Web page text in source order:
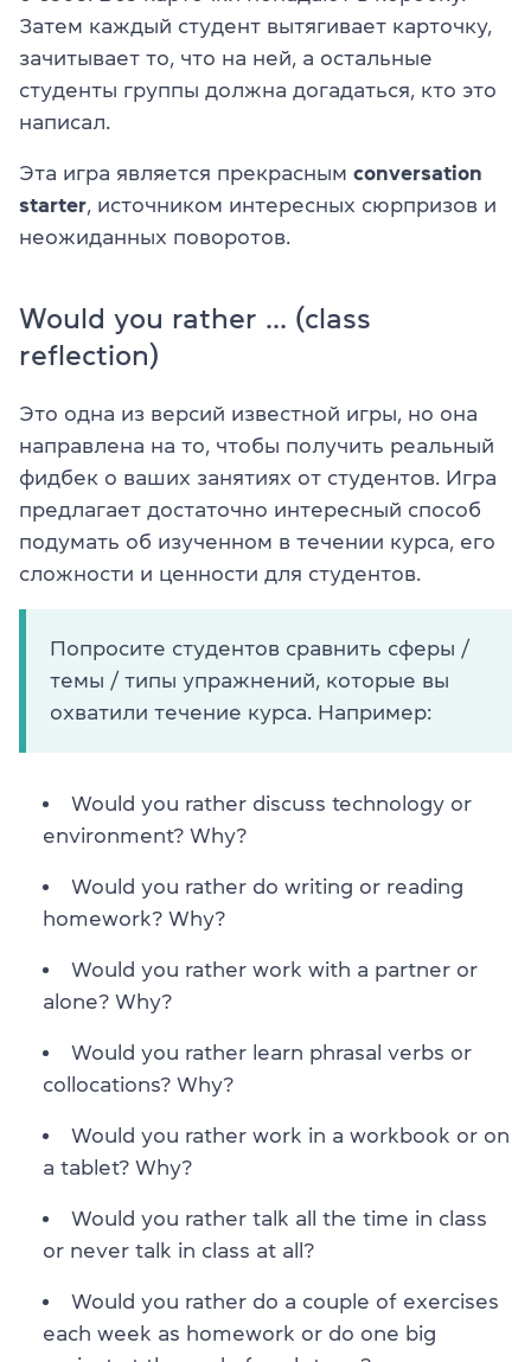
Затем каждый студент вытягивает карточку,
зачитывает то, что на ней, а остальные
студенты группы должна догадаться, кто это
написал.
Эта игра является прекрасным conversation
starter, источником интересных сюрпризов и
неожиданных поворотов.
Would you rather … (class
reflection)
Это одна из версий известной игры, но она
направлена на то, чтобы получить реальный
фидбек о ваших занятиях от студентов. Игра
предлагает достаточно интересный способ
подумать об изученном в течении курса, его
сложности и ценности для студентов.
Попросите студентов сравнить сферы /
темы / типы упражнений, которые вы
охватили течение курса. Например:
Would you rather discuss technology or
environment? Why?
Would you rather do writing or reading
homework? Why?
Would you rather work with a partner or
alone? Why?
Would you rather learn phrasal verbs or
collocations? Why?
Would you rather work in a workbook or on
a tablet? Why?
Would you rather talk all the time in class
or never talk in class at all?
Would you rather do a couple of exercises
each week as homework or do one big